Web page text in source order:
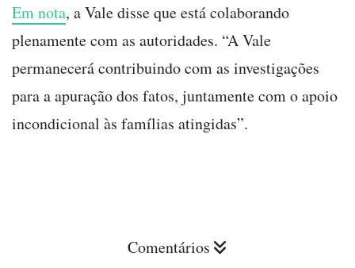
Em nota, a Vale disse que está colaborando
plenamente com as autoridades. “A Vale
permanecerá contribuindo com as investigações
para a apuração dos fatos, juntamente com o apoio
incondicional às famílias atingidas”.
Comentários